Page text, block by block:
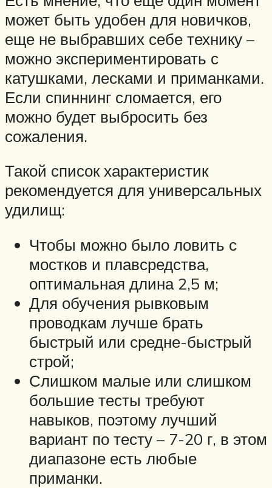
может быть удобен для новичков,
еще не выбравших себе технику –
можно экспериментировать с
катушками, лесками и приманками.
Если спиннинг сломается, его
можно будет выбросить без
сожаления.
Такой список характеристик
рекомендуется для универсальных
удилищ:
Чтобы можно было ловить с
мостков и плавсредства,
оптимальная длина 2,5 м;
Для обучения рывковым
проводкам лучше брать
быстрый или средне-быстрый
строй;
Слишком малые или слишком
большие тесты требуют
навыков, поэтому лучший
вариант по тесту – 7-20 г, в этом
диапазоне есть любые
приманки.